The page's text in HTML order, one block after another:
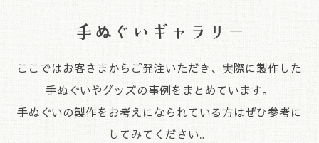
ここではお客さまからご発注いただき、実際に製作した
手ぬぐいやグッズの事例をまとめています。
手ぬぐいの製作をお考えになられている方はぜひ参考に
してみてください。